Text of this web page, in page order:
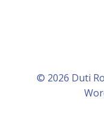
© 2026 Duti